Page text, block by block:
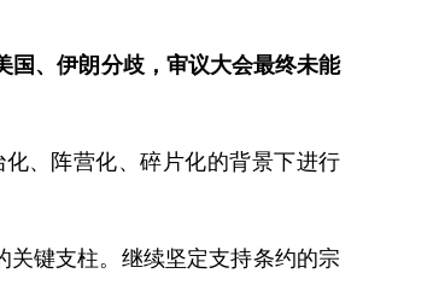
国、伊朗分歧，审议大会最终未能
、阵营化、碎片化的背景下进行
键支柱。继续坚定支持条约的宗